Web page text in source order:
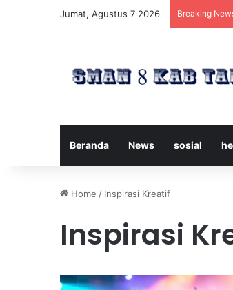
Jumat, Agustus 7 2026 Breaking
Beranda News sosial
Home / Inspirasi Kreatif
Inspirasi